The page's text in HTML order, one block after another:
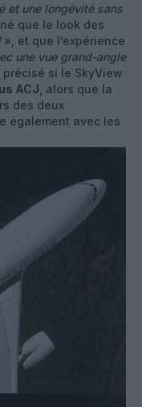
et une longévité sans
que le look des
», et que l’expérience
une vue grand-angle
précisé si le SkyView
ACJ , alors que la
des deux
également avec les